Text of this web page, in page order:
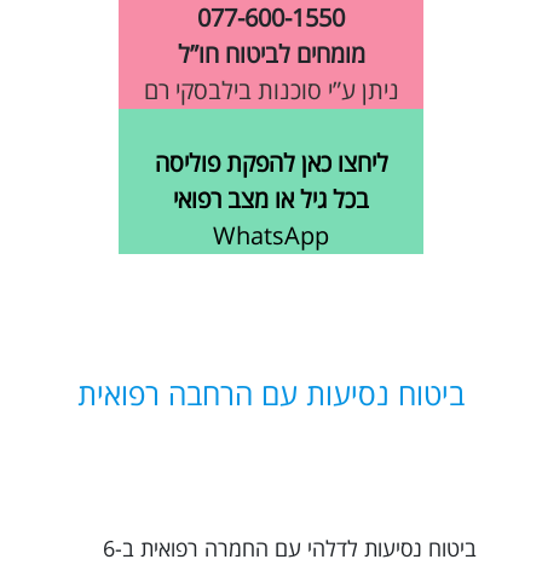
077-600-1550
מומחים לביטוח חו”ל
ניתן ע”י סוכנות בילבסקי רם
ליחצו כאן להפקת פוליסה
בכל גיל או מצב רפואי
WhatsApp
ביטוח נסיעות עם הרחבה רפואית
ביטוח נסיעות לדלהי עם החמרה רפואית ב-6